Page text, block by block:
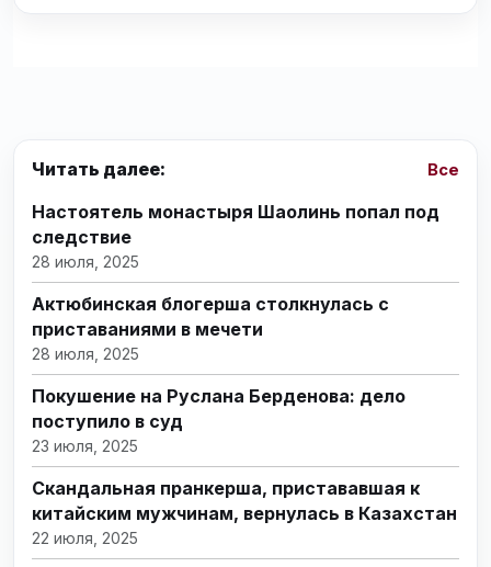
Читать далее: Все
Настоятель монастыря Шаолинь попал под
следствие
28 июля, 2025
Актюбинская блогерша столкнулась с
приставаниями в мечети
28 июля, 2025
Покушение на Руслана Берденова: дело
поступило в суд
23 июля, 2025
Скандальная пранкерша, пристававшая к
китайским мужчинам, вернулась в Казахстан
22 июля, 2025